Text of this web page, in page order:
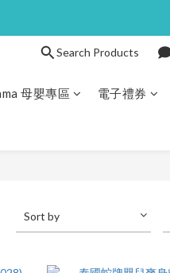
Search Products
母嬰專區 電子禮券
Sort by